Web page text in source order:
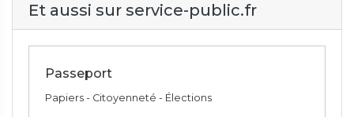
Et aussi sur service-public.fr
Passeport
Papiers - Citoyenneté - Élections